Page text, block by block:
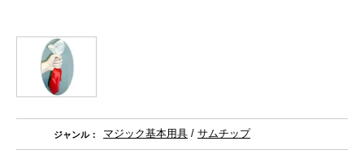
ジャンル： マジック基本用具 /サムチップ